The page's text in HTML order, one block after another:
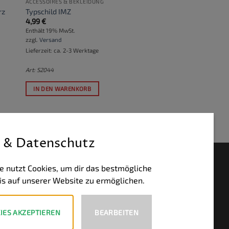
Typschild IMZ
4,99€
Enthält 19% MwSt.
zzgl. Versand
Lieferzeit: ca. 2-3 Werktage
Art: S2044
IN DEN WARENKORB
PayPal Visa MasterCard
Bank
Transfer
& Datenschutz
nutzt Cookies, um dir das bestmögliche
auf unserer Website zu ermöglichen.
AKZEPTIEREN BEARBEITEN